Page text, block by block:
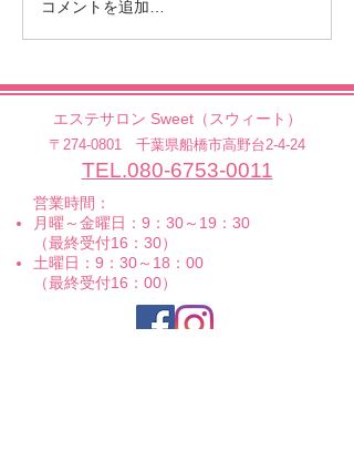
当サロンオススメメニュ
ー♪
コメントを追加…
エステサロン Sweet（スウィート）
〒274-0801 千葉県船橋市高野台2-4-24
TEL.080-6753-0011
営業時間：
月曜～金曜日：9：30～19：30
（最終受付16：30）
土曜日：9：30～18：00
（最終受付16：00）